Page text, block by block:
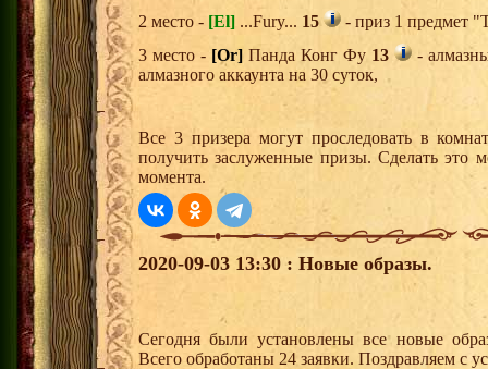
2 место - [El] ...Fury... 15
- приз 1 предмет
3 место - [Or] Панда Конг Фу 13
-
алмазного аккаунта на 30 суток,
Все 3 призера могут проследовать в
получить заслуженные призы. Сделать это
момента.
2020-09-03 13:30 : Новые образы.
Сегодня были установлены все новые
Всего обработаны 24 заявки. Поздравляем с